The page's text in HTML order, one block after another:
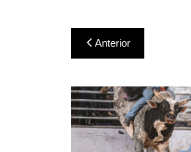
Navegação
de
Post
Anterior